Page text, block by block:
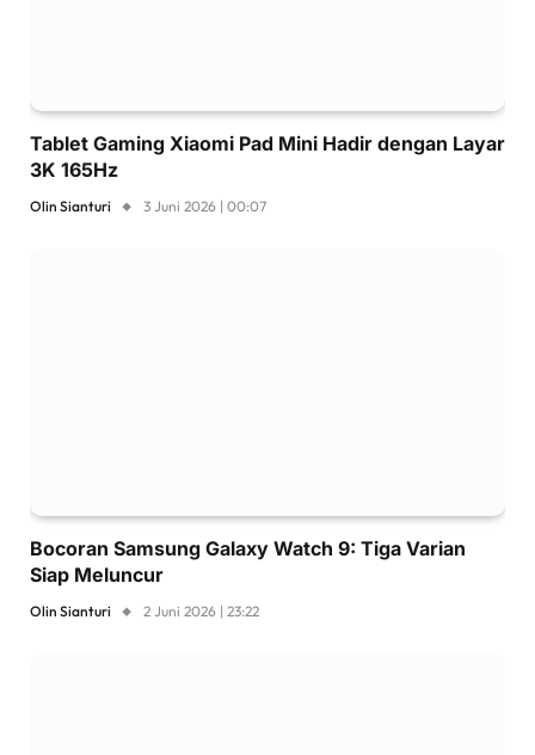
Tablet Gaming Xiaomi Pad Mini Hadir dengan Layar
3K 165Hz
Olin Sianturi 3 Juni 2026 | 00:07
Bocoran Samsung Galaxy Watch 9: Tiga Varian
Siap Meluncur
Olin Sianturi 2 Juni 2026 | 23:22